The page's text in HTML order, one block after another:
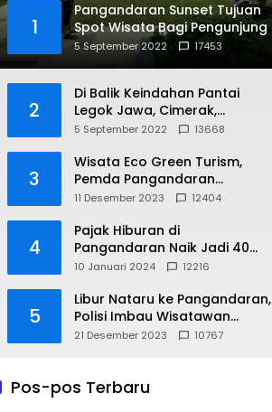
1
Pangandaran Sunset Tujuan
Spot Wisata Bagi Pengunjung
5 September 2022 17453
2
Di Balik Keindahan Pantai
Legok Jawa, Cimerak,
Pangandaran
5 September 2022 13668
3
Wisata Eco Green Turism,
Pemda Pangandaran
Gandeng PLN
11 Desember 2023 12404
4
Pajak Hiburan di
Pangandaran Naik Jadi 40
Persen
10 Januari 2024 12216
5
Libur Nataru ke Pangandaran,
Polisi Imbau Wisatawan
Gunakan Jalur Arteri
21 Desember 2023 10767
Pos-pos Terbaru